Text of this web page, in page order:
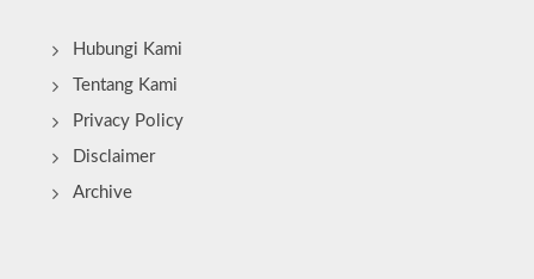
Hubungi Kami
Tentang Kami
Privacy Policy
Disclaimer
Archive